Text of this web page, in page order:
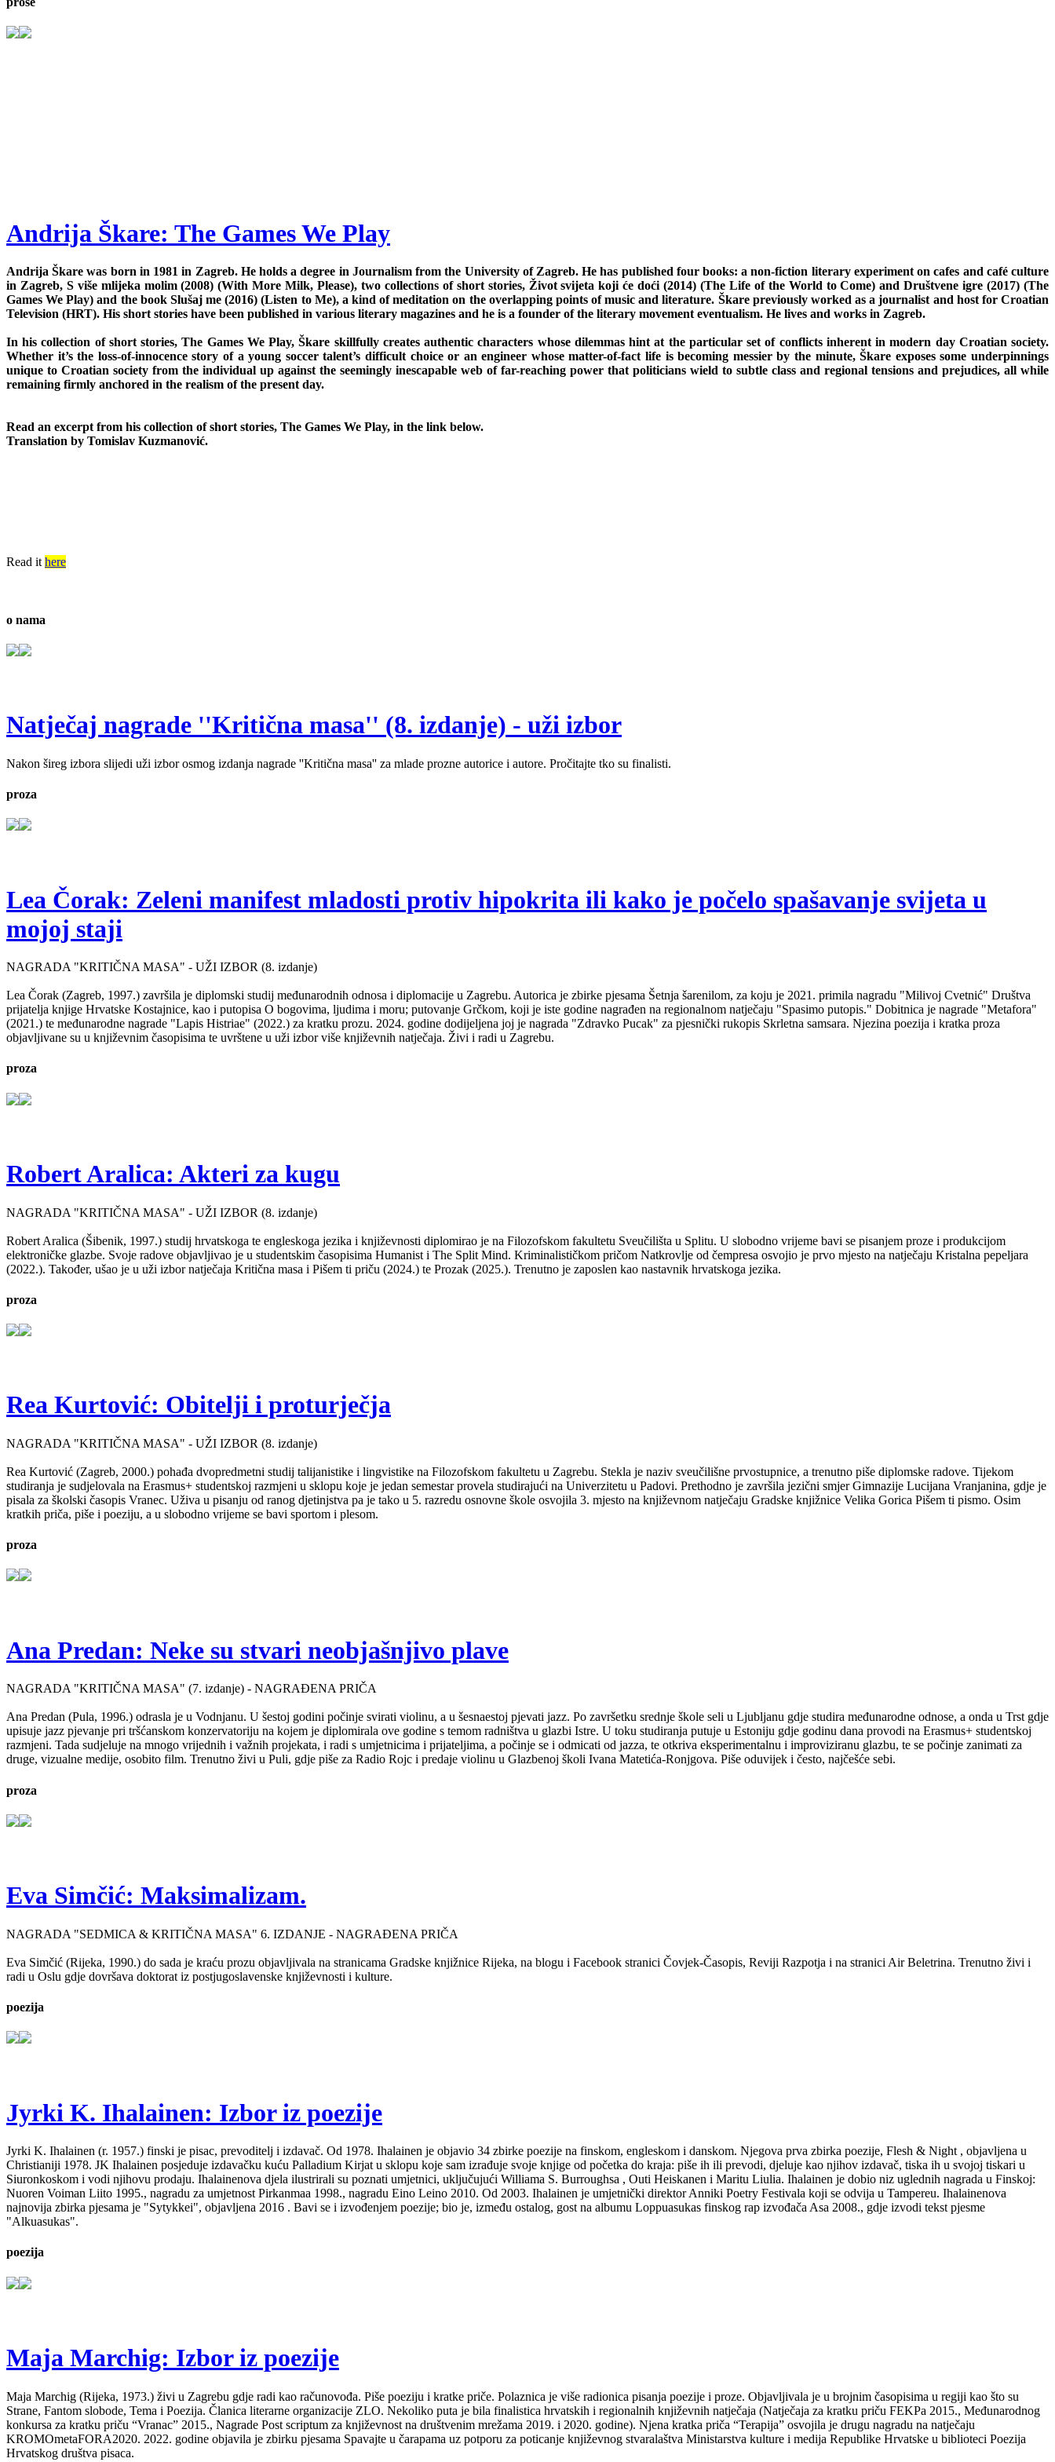
Andrija Škare: The Games We Play
Andrija Škare was born in 1981 in Zagreb. He holds a degree in Journalism from the University of Zagreb. He has published four books: a non-fiction literary experiment on cafes and café culture
in Zagreb, S više mlijeka molim (2008) (With More Milk, Please), two collections of short stories, Život svijeta koji će doći (2014) (The Life of the World to Come) and Društvene igre (2017) (The
Games We Play) and the book Slušaj me (2016) (Listen to Me), a kind of meditation on the overlapping points of music and literature. Škare previously worked as a journalist and host for Croatian
Television (HRT). His short stories have been published in various literary magazines and he is a founder of the literary movement eventualism. He lives and works in Zagreb.
In his collection of short stories, The Games We Play, Škare skillfully creates authentic characters whose dilemmas hint at the particular set of conflicts inherent in modern day Croatian society.
Whether it’s the loss-of-innocence story of a young soccer talent’s difficult choice or an engineer whose matter-of-fact life is becoming messier by the minute, Škare exposes some underpinnings
unique to Croatian society from the individual up against the seemingly inescapable web of far-reaching power that politicians wield to subtle class and regional tensions and prejudices, all while
remaining firmly anchored in the realism of the present day.
Read an excerpt from his collection of short stories, The Games We Play, in the link below.
Translation by Tomislav Kuzmanović.
Read it here
o nama
Natječaj nagrade ''Kritična masa'' (8. izdanje) - uži izbor
Nakon šireg izbora slijedi uži izbor osmog izdanja nagrade ''Kritična masa'' za mlade prozne autorice i autore. Pročitajte tko su finalisti.
proza
Lea Čorak: Zeleni manifest mladosti protiv hipokrita ili kako je počelo spašavanje svijeta u
mojoj staji
NAGRADA "KRITIČNA MASA" - UŽI IZBOR (8. izdanje)
Lea Čorak (Zagreb, 1997.) završila je diplomski studij međunarodnih odnosa i diplomacije u Zagrebu. Autorica je zbirke pjesama Šetnja šarenilom, za koju je 2021. primila nagradu "Milivoj Cvetnić" Društva
prijatelja knjige Hrvatske Kostajnice, kao i putopisa O bogovima, ljudima i moru; putovanje Grčkom, koji je iste godine nagrađen na regionalnom natječaju "Spasimo putopis." Dobitnica je nagrade "Metafora"
(2021.) te međunarodne nagrade "Lapis Histriae" (2022.) za kratku prozu. 2024. godine dodijeljena joj je nagrada "Zdravko Pucak" za pjesnički rukopis Skrletna samsara. Njezina poezija i kratka proza
objavljivane su u književnim časopisima te uvrštene u uži izbor više književnih natječaja. Živi i radi u Zagrebu.
proza
Robert Aralica: Akteri za kugu
NAGRADA "KRITIČNA MASA" - UŽI IZBOR (8. izdanje)
Robert Aralica (Šibenik, 1997.) studij hrvatskoga te engleskoga jezika i književnosti diplomirao je na Filozofskom fakultetu Sveučilišta u Splitu. U slobodno vrijeme bavi se pisanjem proze i produkcijom
elektroničke glazbe. Svoje radove objavljivao je u studentskim časopisima Humanist i The Split Mind. Kriminalističkom pričom Natkrovlje od čempresa osvojio je prvo mjesto na natječaju Kristalna pepeljara
(2022.). Također, ušao je u uži izbor natječaja Kritična masa i Pišem ti priču (2024.) te Prozak (2025.). Trenutno je zaposlen kao nastavnik hrvatskoga jezika.
proza
Rea Kurtović: Obitelji i proturječja
NAGRADA "KRITIČNA MASA" - UŽI IZBOR (8. izdanje)
Rea Kurtović (Zagreb, 2000.) pohađa dvopredmetni studij talijanistike i lingvistike na Filozofskom fakultetu u Zagrebu. Stekla je naziv sveučilišne prvostupnice, a trenutno piše diplomske radove. Tijekom
studiranja je sudjelovala na Erasmus+ studentskoj razmjeni u sklopu koje je jedan semestar provela studirajući na Univerzitetu u Padovi. Prethodno je završila jezični smjer Gimnazije Lucijana Vranjanina, gdje je
pisala za školski časopis Vranec. Uživa u pisanju od ranog djetinjstva pa je tako u 5. razredu osnovne škole osvojila 3. mjesto na književnom natječaju Gradske knjižnice Velika Gorica Pišem ti pismo. Osim
kratkih priča, piše i poeziju, a u slobodno vrijeme se bavi sportom i plesom.
proza
Ana Predan: Neke su stvari neobjašnjivo plave
NAGRADA "KRITIČNA MASA" (7. izdanje) - NAGRAĐENA PRIČA
Ana Predan (Pula, 1996.) odrasla je u Vodnjanu. U šestoj godini počinje svirati violinu, a u šesnaestoj pjevati jazz. Po završetku srednje škole seli u Ljubljanu gdje studira međunarodne odnose, a onda u Trst gdje
upisuje jazz pjevanje pri tršćanskom konzervatoriju na kojem je diplomirala ove godine s temom radništva u glazbi Istre. U toku studiranja putuje u Estoniju gdje godinu dana provodi na Erasmus+ studentskoj
razmjeni. Tada sudjeluje na mnogo vrijednih i važnih projekata, i radi s umjetnicima i prijateljima, a počinje se i odmicati od jazza, te otkriva eksperimentalnu i improviziranu glazbu, te se počinje zanimati za
druge, vizualne medije, osobito film. Trenutno živi u Puli, gdje piše za Radio Rojc i predaje violinu u Glazbenoj školi Ivana Matetića-Ronjgova. Piše oduvijek i često, najčešće sebi.
proza
Eva Simčić: Maksimalizam.
NAGRADA "SEDMICA & KRITIČNA MASA" 6. IZDANJE - NAGRAĐENA PRIČA
Eva Simčić (Rijeka, 1990.) do sada je kraću prozu objavljivala na stranicama Gradske knjižnice Rijeka, na blogu i Facebook stranici Čovjek-Časopis, Reviji Razpotja i na stranici Air Beletrina. Trenutno živi i
radi u Oslu gdje dovršava doktorat iz postjugoslavenske književnosti i kulture.
poezija
Jyrki K. Ihalainen: Izbor iz poezije
Jyrki K. Ihalainen (r. 1957.) finski je pisac, prevoditelj i izdavač. Od 1978. Ihalainen je objavio 34 zbirke poezije na finskom, engleskom i danskom. Njegova prva zbirka poezije, Flesh & Night , objavljena u
Christianiji 1978. JK Ihalainen posjeduje izdavačku kuću Palladium Kirjat u sklopu koje sam izrađuje svoje knjige od početka do kraja: piše ih ili prevodi, djeluje kao njihov izdavač, tiska ih u svojoj tiskari u
Siuronkoskom i vodi njihovu prodaju. Ihalainenova djela ilustrirali su poznati umjetnici, uključujući Williama S. Burroughsa , Outi Heiskanen i Maritu Liulia. Ihalainen je dobio niz uglednih nagrada u Finskoj:
Nuoren Voiman Liito 1995., nagradu za umjetnost Pirkanmaa 1998., nagradu Eino Leino 2010. Od 2003. Ihalainen je umjetnički direktor Anniki Poetry Festivala koji se odvija u Tampereu. Ihalainenova
najnovija zbirka pjesama je "Sytykkei", objavljena 2016 . Bavi se i izvođenjem poezije; bio je, između ostalog, gost na albumu Loppuasukas finskog rap izvođača Asa 2008., gdje izvodi tekst pjesme
"Alkuasukas".
poezija
Maja Marchig: Izbor iz poezije
Maja Marchig (Rijeka, 1973.) živi u Zagrebu gdje radi kao računovođa. Piše poeziju i kratke priče. Polaznica je više radionica pisanja poezije i proze. Objavljivala je u brojnim časopisima u regiji kao što su
Strane, Fantom slobode, Tema i Poezija. Članica literarne organizacije ZLO. Nekoliko puta je bila finalistica hrvatskih i regionalnih književnih natječaja (Natječaja za kratku priču FEKPa 2015., Međunarodnog
konkursa za kratku priču “Vranac” 2015., Nagrade Post scriptum za književnost na društvenim mrežama 2019. i 2020. godine). Njena kratka priča “Terapija” osvojila je drugu nagradu na natječaju
KROMOmetaFORA2020. 2022. godine objavila je zbirku pjesama Spavajte u čarapama uz potporu za poticanje književnog stvaralaštva Ministarstva kulture i medija Republike Hrvatske u biblioteci Poezija
Hrvatskog društva pisaca.